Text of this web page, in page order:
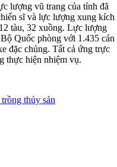
lượng vũ trang của tỉnh đã
sĩ và lực lượng xung kích
tàu, 32 xuồng. Lực lượng
Quốc phòng với 1.435 cán
đặc chủng. Tất cả ứng trực
thực hiện nhiệm vụ.
thủy sản